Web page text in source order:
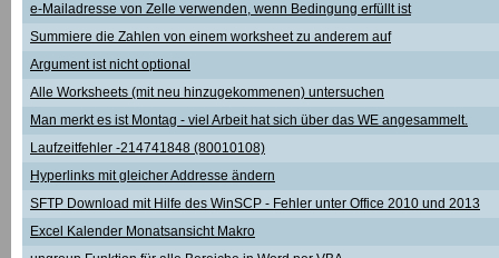
e-Mailadresse von Zelle verwenden, wenn Bedingung erfüllt ist
Summiere die Zahlen von einem worksheet zu anderem auf
Argument ist nicht optional
Alle Worksheets (mit neu hinzugekommenen) untersuchen
Man merkt es ist Montag - viel Arbeit hat sich über das WE angesammelt.
Laufzeitfehler -214741848 (80010108)
Hyperlinks mit gleicher Addresse ändern
SFTP Download mit Hilfe des WinSCP - Fehler unter Office 2010 und 2013
Excel Kalender Monatsansicht Makro